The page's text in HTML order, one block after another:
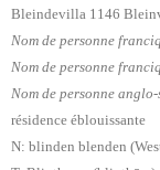
Bleindevilla 1146
Nom de personne
Nom de personne
Nom de personne
résidence éblouissante
N: blinden blenden